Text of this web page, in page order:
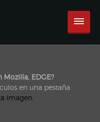
Mozilla, EDGE?
en una pestaña
imagen.